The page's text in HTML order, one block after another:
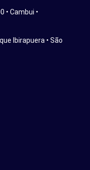
• Cambui •
Ibirapuera • São